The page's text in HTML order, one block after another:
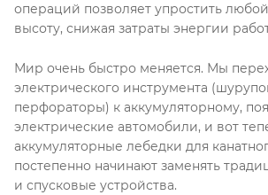
операций позволяет упростить
высоту, снижая затраты энергии
Мир очень быстро меняется. Мы
электрического инструмента
перфораторы) к аккумуляторному,
электрические автомобили, и вот
аккумуляторные лебедки для
постепенно начинают заменять
и спусковые устройства.